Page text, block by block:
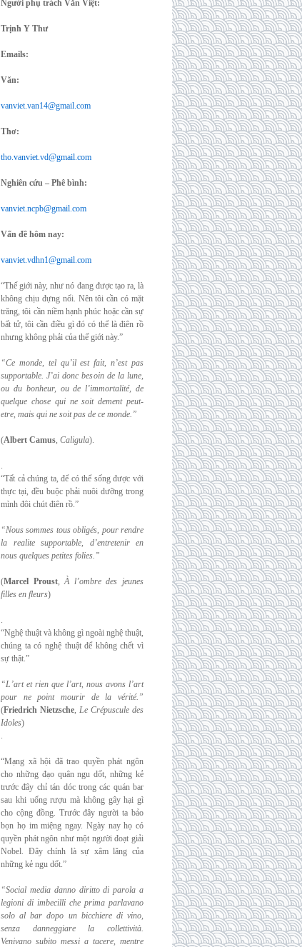
Người phụ trách Văn Việt:
Trịnh Y Thư
Emails:
Văn:
vanviet.van14@gmail.com
Thơ:
tho.vanviet.vd@gmail.com
Nghiên cứu – Phê bình:
vanviet.ncpb@gmail.com
Vấn đề hôm nay:
vanviet.vdhn1@gmail.com
“Thế giới này, như nó đang được tạo ra, là
không chịu đựng nổi. Nên tôi cần có mặt
trăng, tôi cần niềm hạnh phúc hoặc cần sự
bất tử, tôi cần điều gì đó có thể là điên rồ
nhưng không phải của thế giới này.”
“Ce monde, tel qu’il est fait, n’est pas
supportable. J’ai donc besoin de la lune,
ou du bonheur, ou de l’immortalité, de
quelque chose qui ne soit dement peut-
etre, mais qui ne soit pas de ce monde.”
(Albert Camus, Caligula).
.
“Tất cả chúng ta, để có thể sống được với
thực tại, đều buộc phải nuôi dưỡng trong
mình đôi chút điên rồ.”
“Nous sommes tous obligés, pour rendre
la realite supportable, d’entretenir en
nous quelques petites folies.”
(Marcel Proust,À l’ombre des jeunes
filles en fleurs)
.
“Nghệ thuật và không gì ngoài nghệ thuật,
chúng ta có nghệ thuật để không chết vì
sự thật.”
“L’art et rien que l’art, nous avons l’art
pour ne point mourir de la vérité.”
(Friedrich Nietzsche, Le Crépuscule des
Idoles)
.
“Mạng xã hội đã trao quyền phát ngôn
cho những đạo quân ngu dốt, những kẻ
trước đây chỉ tán dóc trong các quán bar
sau khi uống rượu mà không gây hại gì
cho cộng đồng. Trước đây người ta bảo
bọn họ im miệng ngay. Ngày nay họ có
quyền phát ngôn như một người đoạt giải
Nobel. Đây chính là sự xâm lăng của
những kẻ ngu dốt.”
“Social media danno diritto di parola a
legioni di imbecilli che prima parlavano
solo albar dopo un bicchiere di vino,
senza danneggiare la collettività.
Venivano subito messi a tacere, mentre